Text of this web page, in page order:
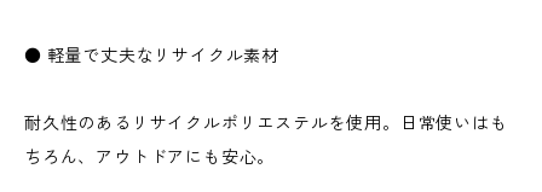
● 軽量で丈夫なリサイクル素材
耐久性のあるリサイクルポリエステルを使用。日常使いはも
ちろん、アウトドアにも安心。